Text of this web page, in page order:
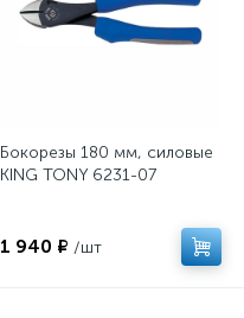
Бокорезы 180 мм, силовые
KING TONY 6231-07
1 940 ₽ /шт